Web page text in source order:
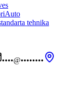
Auto
tehnika
••••@••••••••